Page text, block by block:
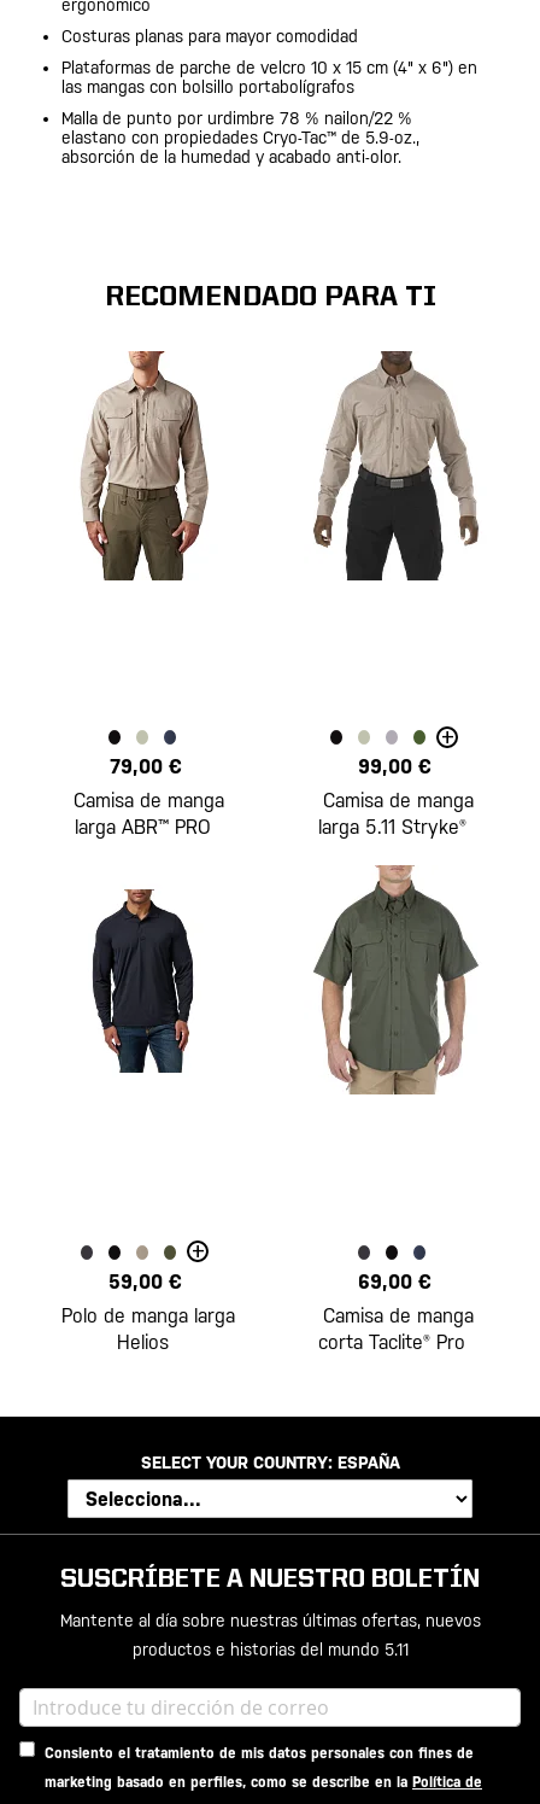
ergonómico
Costuras planas para mayor comodidad
Plataformas de parche de velcro 10 x 15 cm (4" x 6") en
las mangas con bolsillo portabolígrafos
Malla de punto por urdimbre 78 % nailon/22 %
elastano con propiedades Cryo-Tac™ de 5.9-oz.,
absorción de la humedad y acabado anti-olor.
RECOMENDADO PARA TI
79,00 €
Camisa de manga
larga ABR™ PRO
+
99,00 €
Camisa de manga
larga 5.11 Stryke®
+
59,00 €
Polo de manga larga
Helios
69,00 €
Camisa de manga
corta Taclite® Pro
SELECT YOUR COUNTRY: ESPAÑA
SUSCRÍBETE A NUESTRO BOLETÍN
Mantente al día sobre nuestras últimas ofertas, nuevos
productos e historias del mundo 5.11
Consiento el tratamiento de mis datos personales con fines de
marketing basado en perfiles, como se describe en la Política de